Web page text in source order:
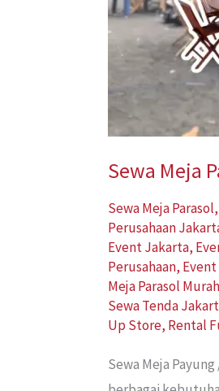
Sewa Meja
Sewa Meja Parasol
Perusahaan
Event Jakarta,
Perusahaan,
Meja Parasol Murah
Sewa Tenda
Up Store, Rental
Sewa Meja